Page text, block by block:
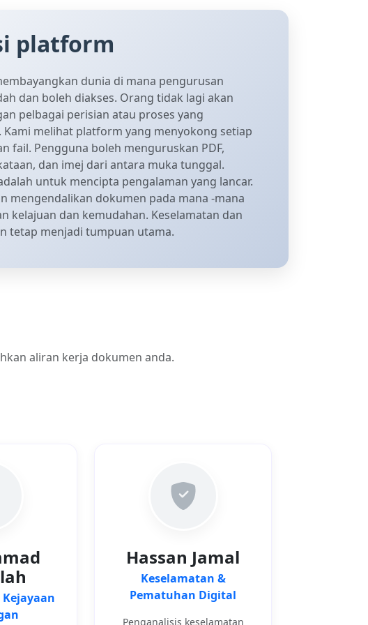
platform
dunia di mana pengurusan
dan boleh diakses. Orang tidak lagi akan
pelbagai perisian atau proses yang
Kami melihat platform yang menyokong setiap
fail. Pengguna boleh menguruskan PDF,
dan imej dari antara muka tunggal.
untuk mencipta pengalaman yang lancar.
mengendalikan dokumen pada mana -mana
kelajuan dan kemudahan. Keselamatan dan
tetap menjadi tumpuan utama.
aliran kerja dokumen anda.
Hassan Jamal
Keselamatan &
Pematuhan Digital
Penganalisis keselamatan